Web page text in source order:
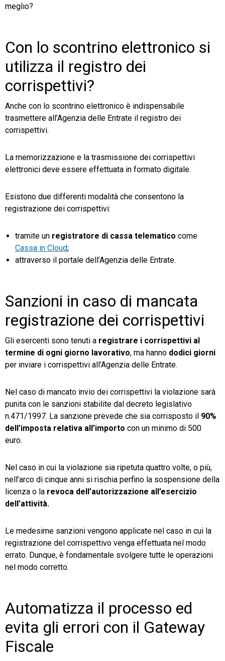
meglio?
Con lo scontrino elettronico si
utilizza il registro dei
corrispettivi?
Anche con lo scontrino elettronico è indispensabile
trasmettere all’Agenzia delle Entrate il registro dei
corrispettivi.
La memorizzazione e la trasmissione dei corrispettivi
elettronici deve essere effettuata in formato digitale.
Esistono due differenti modalità che consentono la
registrazione dei corrispettivi:
tramite un registratore di cassa telematico come
Cassa in Cloud;
attraverso il portale dell’Agenzia delle Entrate.
Sanzioni in caso di mancata
registrazione dei corrispettivi
Gli esercenti sono tenuti a registrare i corrispettivi al
termine di ogni giorno lavorativo, ma hanno dodici giorni
per inviare i corrispettivi all’Agenzia delle Entrate.
Nel caso di mancato invio dei corrispettivi la violazione sarà
punita con le sanzioni stabilite dal decreto legislativo
n.471/1997. La sanzione prevede che sia corrisposto il 90%
dell’imposta relativa all’importo con un minimo di 500
euro.
Nel caso in cui la violazione sia ripetuta quattro volte, o più,
nell’arco di cinque anni si rischia perfino la sospensione della
licenza o la revoca dell’autorizzazione all’esercizio
dell’attività.
Le medesime sanzioni vengono applicate nel caso in cui la
registrazione del corrispettivo venga effettuata nel modo
errato. Dunque, è fondamentale svolgere tutte le operazioni
nel modo corretto.
Automatizza il processo ed
evita gli errori con il Gateway
Fiscale